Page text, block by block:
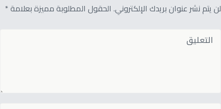
لن يتم نشر عنوان بريدك الإلكتروني. الحقول المطلوبة مميزة بعلامة *